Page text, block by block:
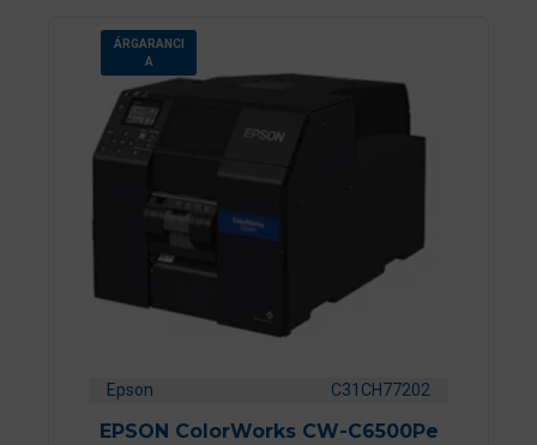
ÁRGARANCI
A
Epson C31CH77202
EPSON ColorWorks CW-C6500Pe